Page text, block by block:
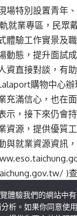
場特別設置青年
就業專區，民眾
體驗工作實景及
動態，提升面試
資直接對談，有
購物中心
充滿信心，也在
示，接下來仍會
資源，提供優質
與就業資源資訊
)
體驗我們的網站中
析。如果你同意使